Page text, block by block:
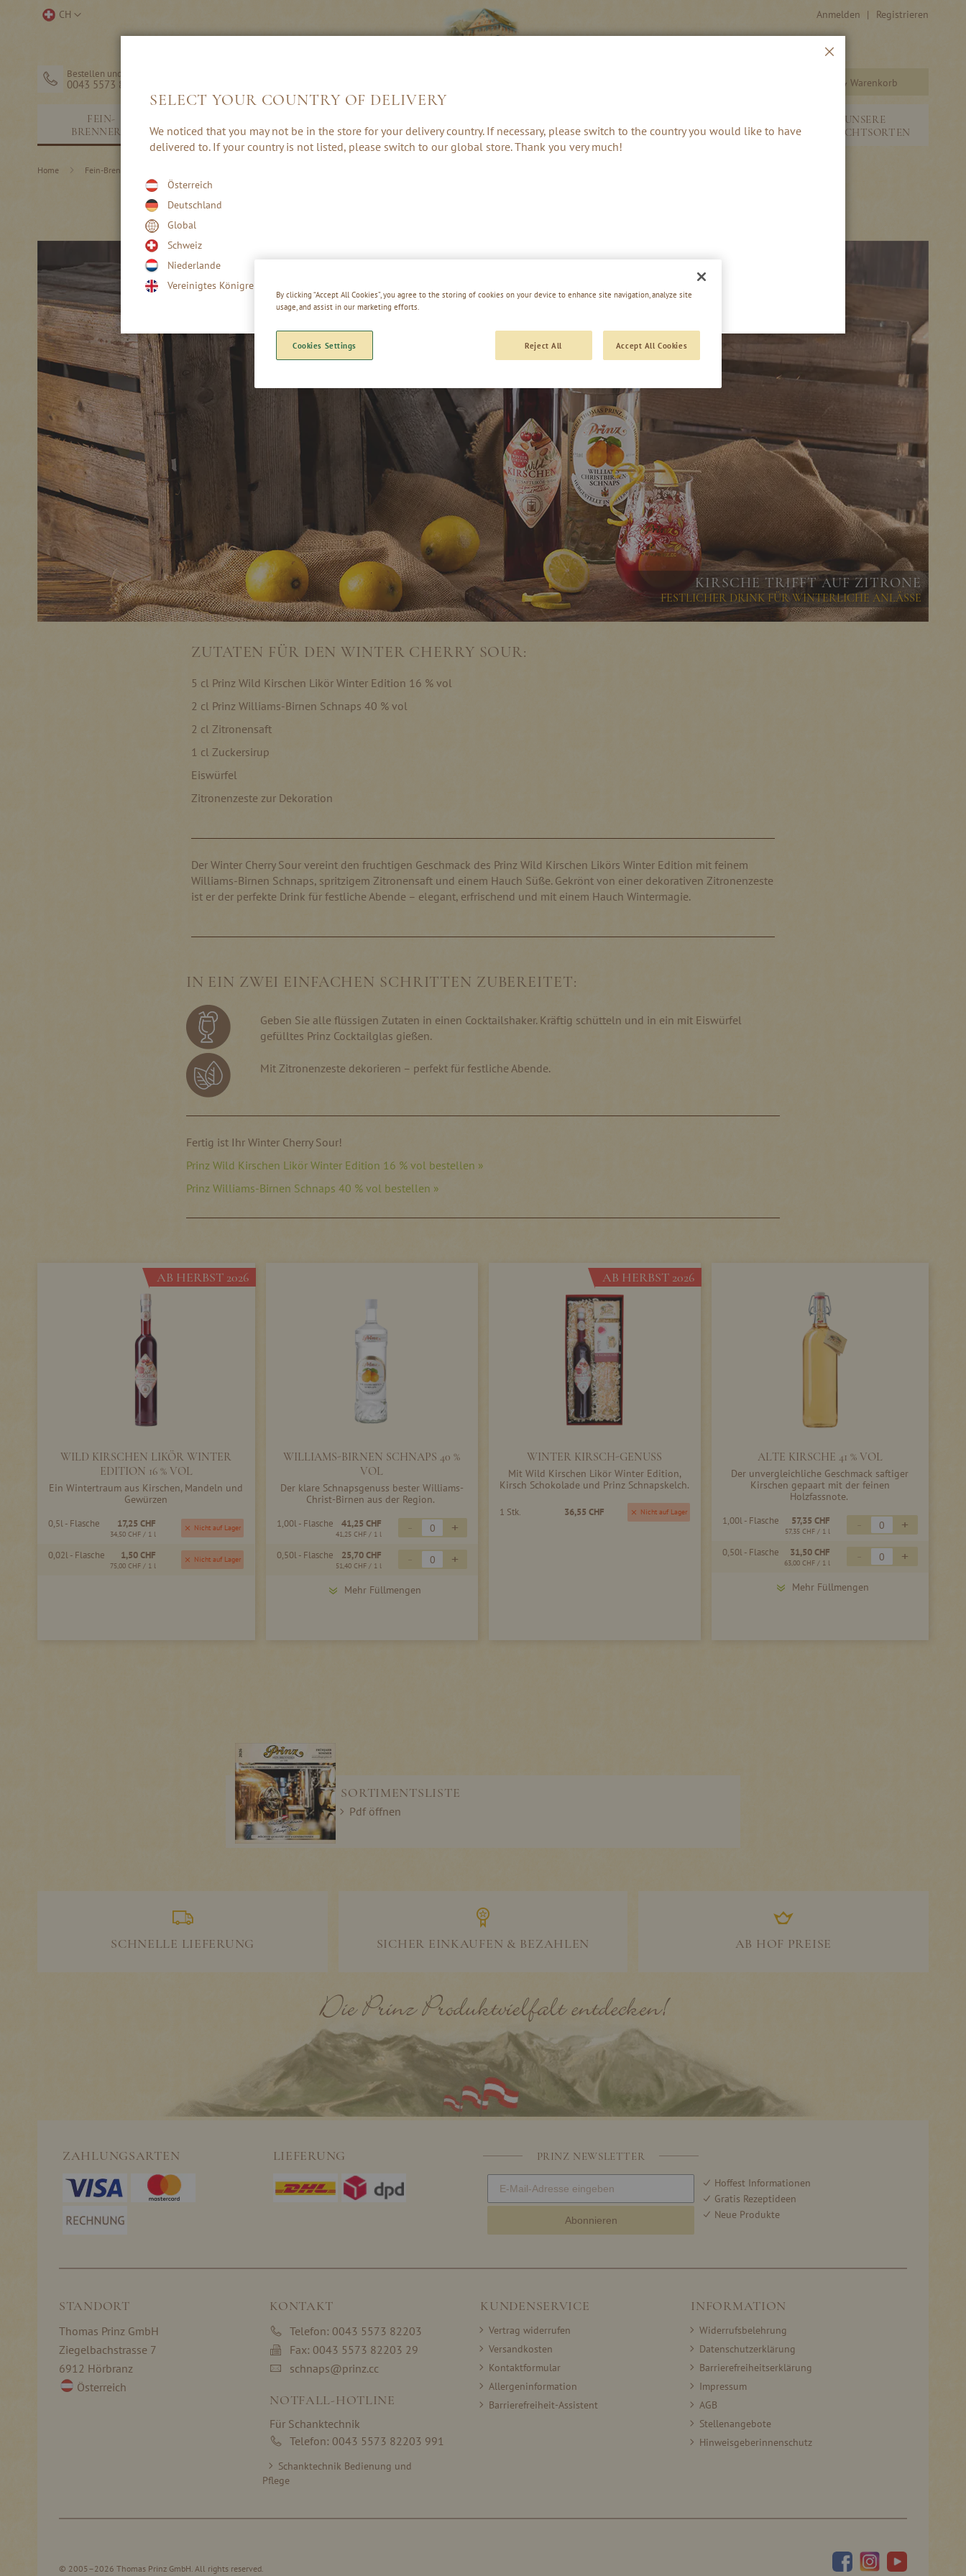
Direkt
Anmelden Registrieren
Store CH
Bestellen und Hilfe
0043 5573 82203 Warenkorb
FEIN-
BRENNEREI
EDELBRÄNDE
CREAMS
& PUNSCH
ZUBEHÖR
SAISONALES
UNSERE
FRUCHTSORTEN
Home Fein-Brennerei
KIRSCHE TRIFFT AUF ZITRONE
FESTLICHER DRINK FÜR WINTERLICHE ANLÄSSE
ZUTATEN FÜR DEN WINTER CHERRY SOUR:
5 cl Prinz Wild Kirschen Likör Winter Edition 16 % vol
2 cl Prinz Williams-Birnen Schnaps 40 % vol
2 cl Zitronensaft
1 cl Zuckersirup
Eiswürfel
Zitronenzeste zur Dekoration
Der Winter Cherry Sour vereint den fruchtigen Geschmack des Prinz Wild Kirschen Likörs Winter Edition mit feinem
Williams-Birnen Schnaps, spritzigem Zitronensaft und einem Hauch Süße. Gekrönt von einer dekorativen Zitronenzeste
ist er der perfekte Drink für festliche Abende – elegant, erfrischend und mit einem Hauch Wintermagie.
IN EIN ZWEI EINFACHEN SCHRITTEN ZUBEREITET:
Geben Sie alle flüssigen Zutaten in einen Cocktailshaker. Kräftig schütteln und in ein mit Eiswürfel
gefülltes Prinz Cocktailglas gießen.
Mit Zitronenzeste dekorieren – perfekt für festliche Abende.
Fertig ist Ihr Winter Cherry Sour!
Prinz Wild Kirschen Likör Winter Edition 16 % vol bestellen »
Prinz Williams-Birnen Schnaps 40 % vol bestellen »
AB HERBST 2026
WILD KIRSCHEN LIKÖR WINTER
EDITION 16 % VOL
Ein Wintertraum aus Kirschen, Mandeln und
Gewürzen
0,5l - Flasche 17,25 CHF
34,50 CHF / 1 l
Nicht auf Lager
0,02l - Flasche 1,50 CHF
75,00 CHF / 1 l
Nicht auf Lager
WILLIAMS-BIRNEN SCHNAPS 40 %
VOL
Der klare Schnapsgenuss bester Williams-
Christ-Birnen aus der Region.
1,00l - Flasche 41,25 CHF
41,25 CHF/ 1 l - +
0,50l - Flasche 25,70 CHF
51,40 CHF/ 1 l - +
Mehr Füllmengen
AB HERBST 2026
WINTER KIRSCH-GENUSS
Mit Wild Kirschen Likör Winter Edition,
Kirsch Schokolade und Prinz Schnapskelch.
1 Stk. 36,55 CHF Nicht auf Lager
ALTE KIRSCHE 41 % VOL
Der unvergleichliche Geschmack saftiger
Kirschen gepaart mit der feinen
Holzfassnote.
1,00l - Flasche 57,35 CHF
57,35 CHF/ 1 l - +
0,50l - Flasche 31,50 CHF
63,00 CHF/ 1 l - +
Mehr Füllmengen
SORTIMENTSLISTE
Pdf öffnen
SCHNELLE LIEFERUNG SICHER EINKAUFEN & BEZAHLEN AB HOF PREISE
ZAHLUNGSARTEN LIEFERUNG PRINZ NEWSLETTER
Abonnieren
Hoffest Informationen
Gratis Rezeptideen
Neue Produkte
STANDORT
Thomas Prinz GmbH
Ziegelbachstrasse 7
6912 Hörbranz
Österreich
KONTAKT
Telefon: 0043 5573 82203
Fax: 0043 5573 82203 29
schnaps@prinz.cc
NOTFALL-HOTLINE
Für Schanktechnik
Telefon: 0043 5573 82203 991
Schanktechnik Bedienung und
Pflege
KUNDENSERVICE
Vertrag widerrufen
Versandkosten
Kontaktformular
Allergeninformation
Barrierefreiheit-Assistent
INFORMATION
Widerrufsbelehrung
Datenschutzerklärung
Barrierefreiheitserklärung
Impressum
AGB
Stellenangebote
Hinweisgeberinnenschutz
© 2005–2026 Thomas Prinz GmbH. All rights reserved.
By clicking “Accept All Cookies”, you agree to the storing of cookies on your device to enhance site navigation, analyze site
usage, and assist in our marketing efforts.
Cookies Settings Reject All Accept All Cookies
SELECT YOUR COUNTRY OF DELIVERY
We noticed that you may not be in the store for your delivery country. If necessary, please switch to the country you would like to have
delivered to. If your country is not listed, please switch to our global store. Thank you very much!
Österreich
Deutschland
Global
Schweiz
Niederlande
Vereinigtes Königreich